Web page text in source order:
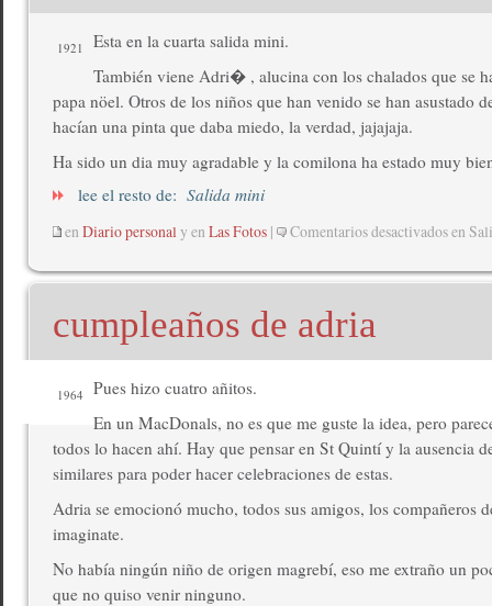
1921
Esta en la cuarta salida mini.
También viene Adri� , alucina con los chalados que se
papa nöel. Otros de los niños que han venido se han asustado
hacían una pinta que daba miedo, la verdad, jajajaja.
Ha sido un dia muy agradable y la comilona ha estado muy
lee el resto de: Salida mini
en Diario personaly en Las Fotos | Comentarios desactivadosen
cumpleaños de adria
1964
Pues hizo cuatro añitos.
En un MacDonals, no es que me guste la idea, pero
todos lo hacen ahí. Hay que pensar en St Quintí y la ausencia
similares para poder hacer celebraciones de estas.
Adria se emocionó mucho, todos sus amigos, los compañeros
imaginate.
No había ningún niño de origen magrebí, eso me extraño un
que no quiso venir ninguno.